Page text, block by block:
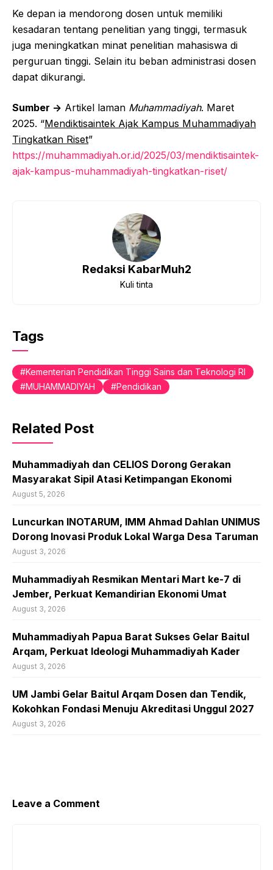
Ke depan ia mendorong dosen untuk memiliki
kesadaran tentang penelitian yang tinggi, termasuk
juga meningkatkan minat penelitian mahasiswa di
perguruan tinggi. Selain itu beban administrasi dosen
dapat dikurangi.
Sumber -> Artikel laman Muhammadiyah. Maret
2025. “Mendiktisaintek Ajak Kampus Muhammadiyah
Tingkatkan Riset”
https://muhammadiyah.or.id/2025/03/mendiktisaintek-
ajak-kampus-muhammadiyah-tingkatkan-riset/
Redaksi KabarMuh2
Kuli tinta
Tags
Kementerian Pendidikan Tinggi Sains dan Teknologi RI
MUHAMMADIYAH
Pendidikan
Related Post
Muhammadiyah dan CELIOS Dorong Gerakan
Masyarakat Sipil Atasi Ketimpangan Ekonomi
August 5, 2026
Luncurkan INOTARUM, IMM Ahmad Dahlan UNIMUS
Dorong Inovasi Produk Lokal Warga Desa Taruman
August 3, 2026
Muhammadiyah Resmikan Mentari Mart ke-7 di
Jember, Perkuat Kemandirian Ekonomi Umat
August 3, 2026
Muhammadiyah Papua Barat Sukses Gelar Baitul
Arqam, Perkuat Ideologi Muhammadiyah Kader
August 3, 2026
UM Jambi Gelar Baitul Arqam Dosen dan Tendik,
Kokohkan Fondasi Menuju Akreditasi Unggul 2027
August 3, 2026
Leave a Comment